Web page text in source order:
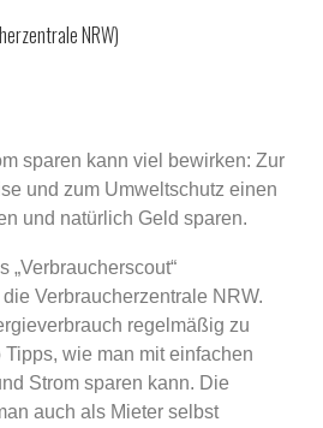
NRW)
sparen kann viel bewirken: Zur
und zum Umweltschutz einen
und natürlich Geld sparen.
„Verbraucherscout“
Verbraucherzentrale NRW.
regelmäßig zu
wie man mit einfachen
Strom sparen kann. Die
auch als Mieter selbst